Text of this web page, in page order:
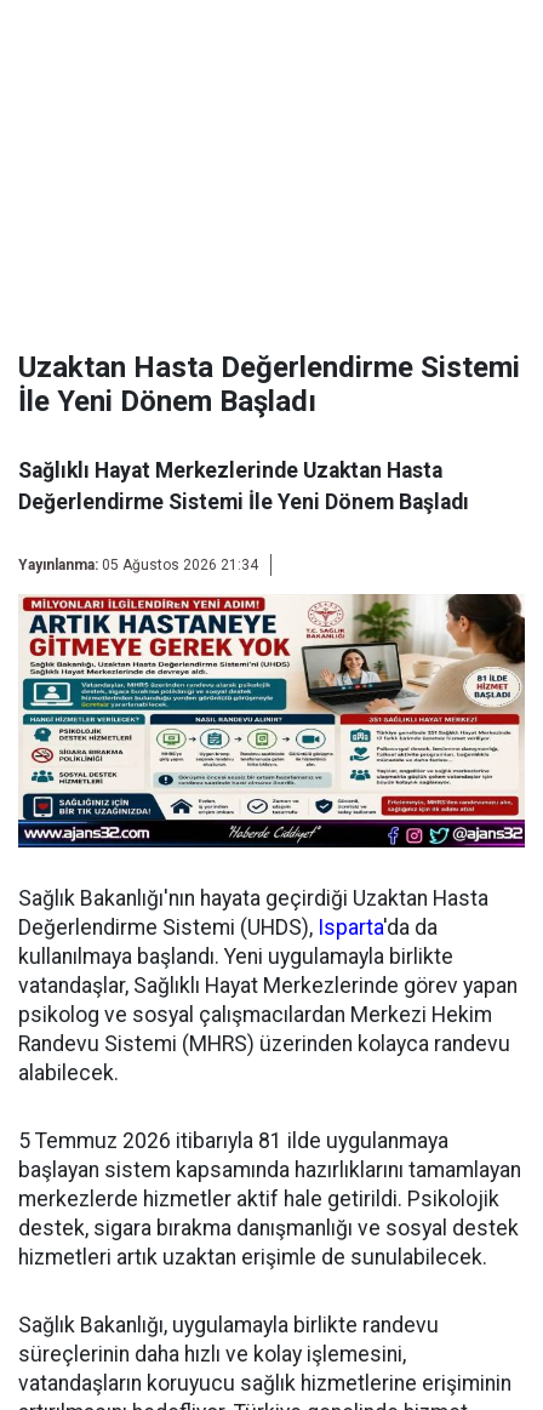
Uzaktan Hasta Değerlendirme Sistemi
İle Yeni Dönem Başladı
Sağlıklı Hayat Merkezlerinde Uzaktan Hasta
Değerlendirme Sistemi İle Yeni Dönem Başladı
Yayınlanma: 05 Ağustos 2026 21:34
Sağlık Bakanlığı'nın hayata geçirdiği Uzaktan Hasta
Değerlendirme Sistemi (UHDS), Isparta'da da
kullanılmaya başlandı. Yeni uygulamayla birlikte
vatandaşlar, Sağlıklı Hayat Merkezlerinde görev yapan
psikolog ve sosyal çalışmacılardan Merkezi Hekim
Randevu Sistemi (MHRS) üzerinden kolayca randevu
alabilecek.
5 Temmuz 2026 itibarıyla 81 ilde uygulanmaya
başlayan sistem kapsamında hazırlıklarını tamamlayan
merkezlerde hizmetler aktif hale getirildi. Psikolojik
destek, sigara bırakma danışmanlığı ve sosyal destek
hizmetleri artık uzaktan erişimle de sunulabilecek.
Sağlık Bakanlığı, uygulamayla birlikte randevu
süreçlerinin daha hızlı ve kolay işlemesini,
vatandaşların koruyucu sağlık hizmetlerine erişiminin